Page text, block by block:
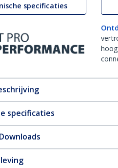
specificaties
specificaties